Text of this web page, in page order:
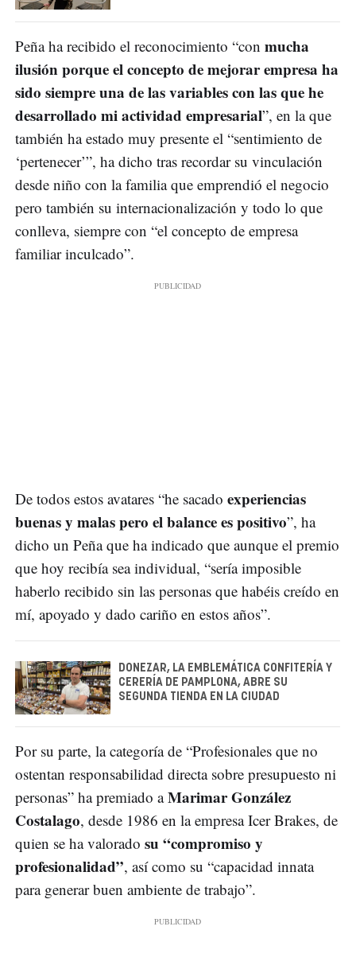
Peña ha recibido el reconocimiento “con mucha
ilusión porque el concepto de mejorar empresa ha
sido siempre una de las variables con las que he
desarrollado mi actividad empresarial”, en la que
también ha estado muy presente el “sentimiento de
‘pertenecer’”, ha dicho tras recordar su vinculación
desde niño con la familia que emprendió el negocio
pero también su internacionalización y todo lo que
conlleva, siempre con “el concepto de empresa
familiar inculcado”.
De todos estos avatares “he sacado experiencias
buenas y malas pero el balance es positivo”, ha
dicho un Peña que ha indicado que aunque el premio
que hoy recibía sea individual, “sería imposible
haberlo recibido sin las personas que habéis creído en
mí, apoyado y dado cariño en estos años”.
DONEZAR, LA EMBLEMÁTICA CONFITERÍA Y
CERERÍA DE PAMPLONA, ABRE SU
SEGUNDA TIENDA EN LA CIUDAD
Por su parte, la categoría de “Profesionales que no
ostentan responsabilidad directa sobre presupuesto ni
personas” ha premiado aMarimar González
Costalago, desde 1986 en la empresa Icer Brakes, de
quien se ha valorado su “compromiso y
profesionalidad”, así como su “capacidad innata
para generar buen ambiente de trabajo”.